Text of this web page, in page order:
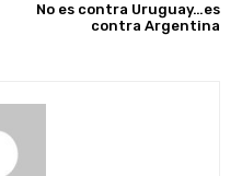
No es contra Uruguay…es
contra Argentina